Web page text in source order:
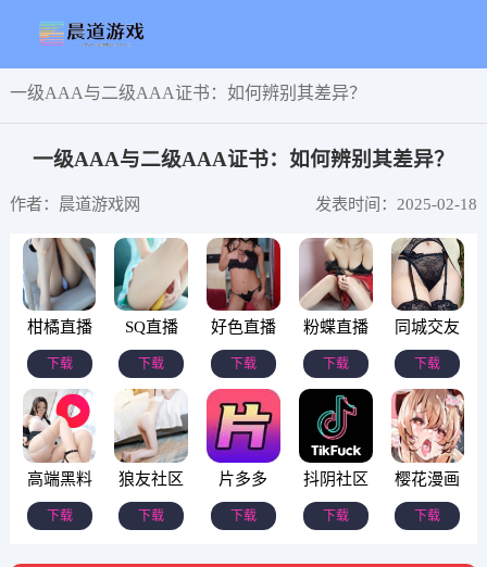
一级AAA与二级AAA证书：如何辨别其差异？
一级AAA与二级AAA证书：如何辨别其差异？
作者：晨道游戏网 发表时间：2025-02-18
柑橘直播
下载
SQ直播
下载
好色直播
下载
粉蝶直播
下载
同城交友
下载
高端黑料
下载
狼友社区
下载
片多多
下载
抖阴社区
下载
樱花漫画
下载